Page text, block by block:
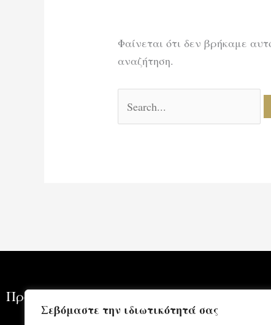
Σεβόμαστε την ιδιωτικότητά σας
Φαίνεται ότι δεν βρήκαμε
αναζήτηση.
Προϊόντα